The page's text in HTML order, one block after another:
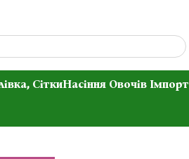
СіткиНасіння Овочів Імпорт